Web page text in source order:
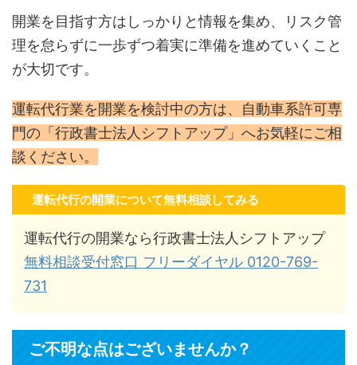
開業を目指す方はしっかりと情報を集め、リスク管
理を怠らずに一歩ずつ着実に準備を進めていくこと
が大切です。
運転代行業を開業を検討中の方は、自動車系許可専
門の「行政書士法人シフトアップ」へお気軽にご相
談ください。
運転代行の開業について無料相談してみる
運転代行の開業なら行政書士法人シフトアップ
無料相談受付窓口 フリーダイヤル 0120-769-
731
ご不明な点はございませんか？